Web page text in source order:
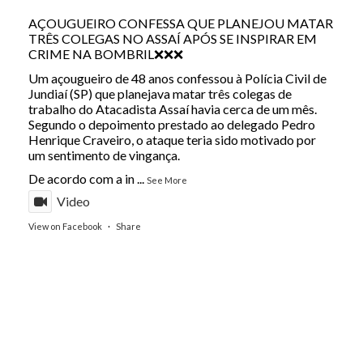
AÇOUGUEIRO CONFESSA QUE PLANEJOU MATAR
TRÊS COLEGAS NO ASSAÍ APÓS SE INSPIRAR EM
CRIME NA BOMBRIL❌❌❌
Um açougueiro de 48 anos confessou à Polícia Civil de
Jundiaí (SP) que planejava matar três colegas de
trabalho do Atacadista Assaí havia cerca de um mês.
Segundo o depoimento prestado ao delegado Pedro
Henrique Craveiro, o ataque teria sido motivado por
um sentimento de vingança.
De acordo com a in... See More
Video
View on Facebook · Share